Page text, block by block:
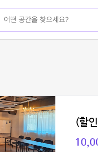
(할